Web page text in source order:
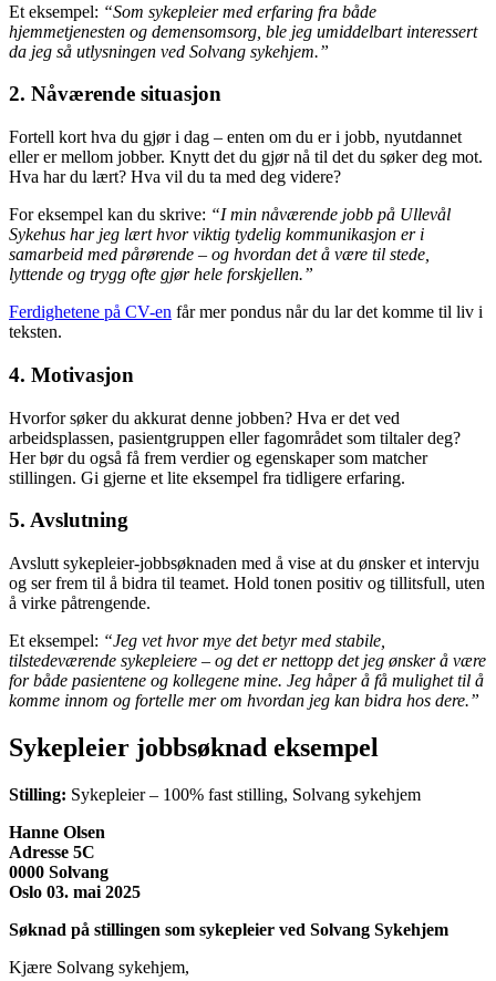
Et eksempel: “Som sykepleier med erfaring fra både
hjemmetjenesten og demensomsorg, ble jeg umiddelbart interessert
da jeg så utlysningen ved Solvang sykehjem.”
2. Nåværende situasjon
Fortell kort hva du gjør i dag – enten om du er i jobb, nyutdannet
eller er mellom jobber. Knytt det du gjør nå til det du søker deg mot.
Hva har du lært? Hva vil du ta med deg videre?
For eksempel kan du skrive: “I min nåværende jobb på Ullevål
Sykehus har jeg lært hvor viktig tydelig kommunikasjon er i
samarbeid med pårørende – og hvordan det å være til stede,
lyttende og trygg ofte gjør hele forskjellen.”
Ferdighetene på CV-en får mer pondus når du lar det komme til liv i
teksten.
4. Motivasjon
Hvorfor søker du akkurat denne jobben? Hva er det ved
arbeidsplassen, pasientgruppen eller fagområdet som tiltaler deg?
Her bør du også få frem verdier og egenskaper som matcher
stillingen. Gi gjerne et lite eksempel fra tidligere erfaring.
5. Avslutning
Avslutt sykepleier-jobbsøknaden med å vise at du ønsker et intervju
og ser frem til å bidra til teamet. Hold tonen positiv og tillitsfull, uten
å virke påtrengende.
Et eksempel: “Jeg vet hvor mye det betyr med stabile,
tilstedeværende sykepleiere – og det er nettopp det jeg ønsker å være
for både pasientene og kollegene mine. Jeg håper å få mulighet til å
komme innom og fortelle mer om hvordan jeg kan bidra hos dere.”
Sykepleier jobbsøknad eksempel
Stilling: Sykepleier – 100% fast stilling, Solvang sykehjem
Hanne Olsen
Adresse 5C
0000 Solvang
Oslo 03. mai 2025
Søknad på stillingen som sykepleier ved Solvang Sykehjem
Kjære Solvang sykehjem,